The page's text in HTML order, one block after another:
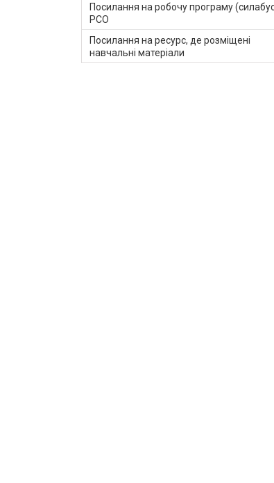
Посилання на робочу програму
РСО
Посилання на ресурс, де розміщені
навчальні матеріали